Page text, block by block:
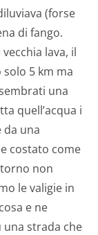
(forse
di fango.
lava, il
5 km ma
una
quell’acqua i
da una
costato come
non
le valigie in
e ne
strada che